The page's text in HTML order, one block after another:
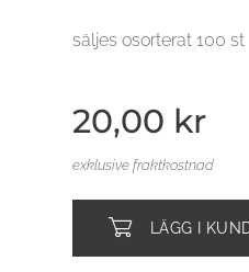
säljes osorterat 100 st
20,00 kr
exklusive fraktkostnad
LÄGG I